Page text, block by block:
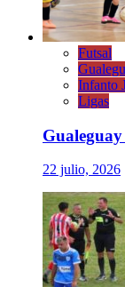
Futsal
Infanto
Ligas
22 julio, 2026